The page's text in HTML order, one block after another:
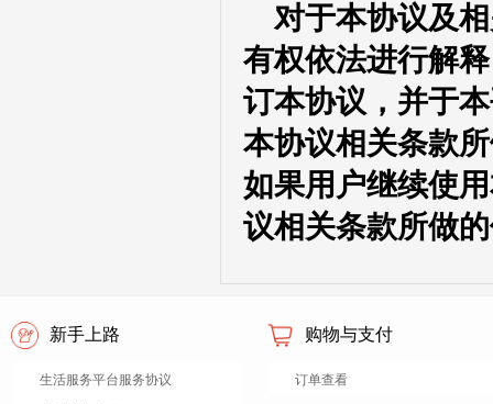
对于本协议及
有权依法进行解
订本协议，并于
本协议相关条款
如果用户继续使
议相关条款所做
新手上路
生活服务平台服务协议
购物与支付
订单查看